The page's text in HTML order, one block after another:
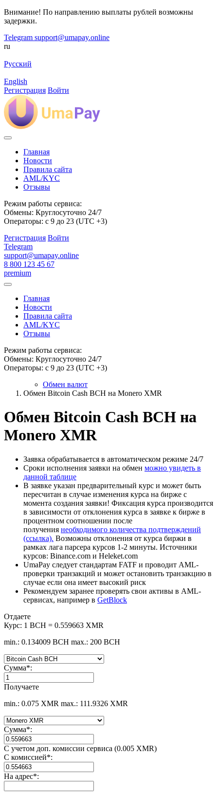
Внимание! По направлению выплаты рублей возможны
задержки.
Telegram support@umapay.online
ru
Русский
English
Регистрация Войти
Главная
Новости
Правила сайта
AML/KYC
Отзывы
Режим работы сервиса:
Обмены: Круглосуточно 24/7
Операторы: с 9 до 23 (UTC +3)
Регистрация Войти
Telegram
support@umapay.online
8 800 123 45 67
premium
Главная
Новости
Правила сайта
AML/KYC
Отзывы
Режим работы сервиса:
Обмены: Круглосуточно 24/7
Операторы: с 9 до 23 (UTC +3)
Обмен валют
Обмен Bitcoin Cash BCH на Monero XMR
Обмен Bitcoin Cash BCH на
Monero XMR
Заявка обрабатывается в автоматическом режиме 24/7
Сроки исполнения заявки на обмен можно увидеть в
данной таблице
В заявке указан предварительный курс и может быть
пересчитан в случае изменения курса на бирже с
момента создания заявки! Фиксация курса производится
в зависимости от отклонения курса в заявке к бирже в
процентном соотношении после
получения необходимого количества подтверждений
(ссылка). Возможны отклонения от курса биржи в
рамках лага парсера курсов 1-2 минуты. Источники
курсов: Binance.com и Heleket.com
UmaPay следует стандартам FATF и проводит AML-
проверки транзакций и может остановить транзакцию в
случае если она имеет высокий риск
Рекомендуем заранее проверять свои активы в AML-
сервисах, например в GetBlock
Отдаете
Курс: 1 BCH = 0.559663 XMR
min.: 0.134009 BCH max.: 200 BCH
Сумма*:
Получаете
min.: 0.075 XMR max.: 111.9326 XMR
Сумма*:
С учетом доп. комиссии сервиса (0.005 XMR)
С комиссией*:
На адрес*: